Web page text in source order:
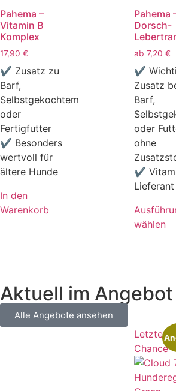
Pahema –
Vitamin B
Komplex
17,90 €
✔ Zusatz zu
Barf,
Selbstgekochtem
oder
Fertigfutter
✔ Besonders
wertvoll für
ältere Hunde
In den
Warenkorb
Pahema
Dorsch-
ab 7,20 €
✔
Zusatz
Barf,
oder
ohne
✔
Lieferant
wählen
Aktuell im Angebot
Alle Angebote ansehen
Letzte
Chance